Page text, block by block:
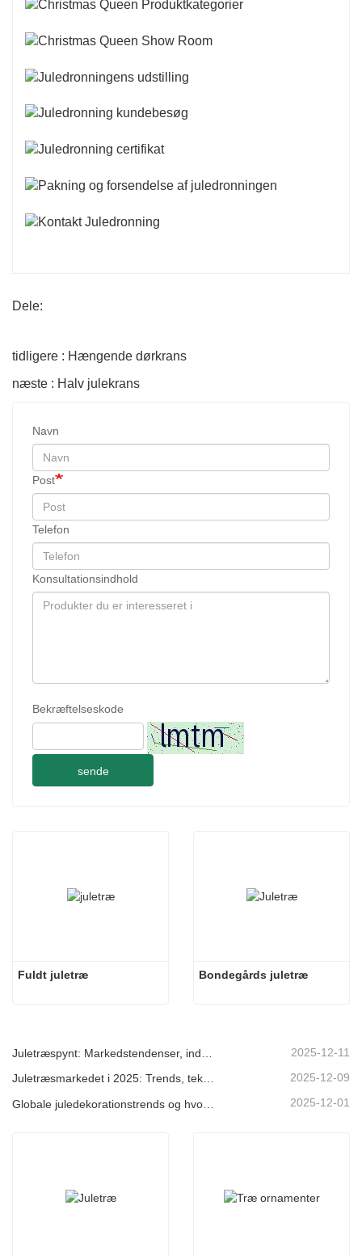
Dele:
tidligere : Hængende dørkrans
næste : Halv julekrans
Navn
Post
Telefon
Konsultationsindhold
Bekræftelseskode
sende
Fuldt juletræ Bondegårds juletræ
2025-12-11
Juletræsmarkedet i 2025: Trends, teknologier og indkøbsguide til B2B-købere 2025-12-09
2025-12-01